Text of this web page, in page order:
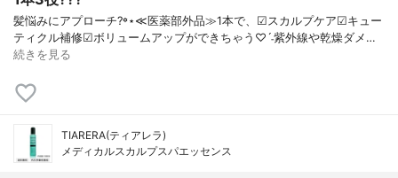
髪悩みにアプローチ?꙳⋆ ≪医薬部外品≫ 1本で、 ☑︎スカルプケア ☑︎キュー
ティクル補修 ☑︎ボリュームアップ ができちゃう♡ˊ˗ 紫外線や乾燥ダメ…
続きを見る
TIARERA(ティアレラ)
メディカルスカルプスパエッセンス